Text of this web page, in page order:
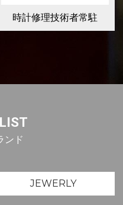
時計修理技術者常駐
ンド
JEWERLY